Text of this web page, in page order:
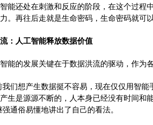
还处在刺激和反应的阶段，在这个过程
。再往后走就是生命密码，生命密码就可
：人工智能释放数据价值
的发展关键在于数据洪流的驱动，作为各
们想产生数据挺不容易，现在仅仅用智能
生是源源不断的，人本身已经没有时间和
强通俗易懂地讲出了自己的看法。